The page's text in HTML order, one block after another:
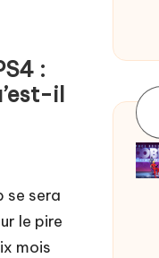
:
il
se sera
le pire
mois